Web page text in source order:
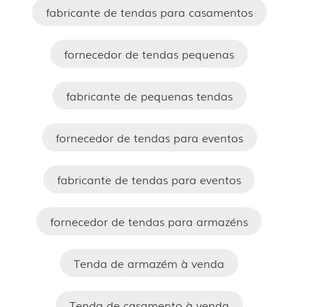
fabricante de tendas para casamentos
fornecedor de tendas pequenas
fabricante de pequenas tendas
fornecedor de tendas para eventos
fabricante de tendas para eventos
fornecedor de tendas para armazéns
Tenda de armazém à venda